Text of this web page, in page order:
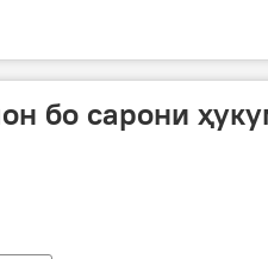
бо сарони